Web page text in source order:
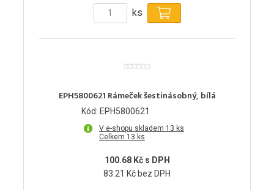
ks
EPH5800621 Rámeček šestinásobný, bílá
Kód: EPH5800621
V e-shopu skladem 13 ks
Celkem 13 ks
100.68 Kč s DPH
83.21 Kč bez DPH